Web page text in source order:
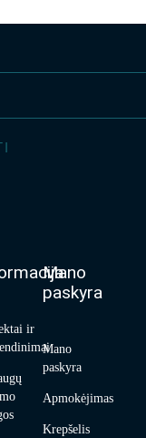
ir
Mano
paskyra
Mano
paskyra
Apmokėjimas
Krepšelis